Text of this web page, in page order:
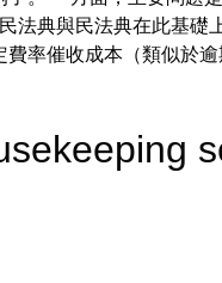
法典與民法典在此基礎
率催收成本（類似於